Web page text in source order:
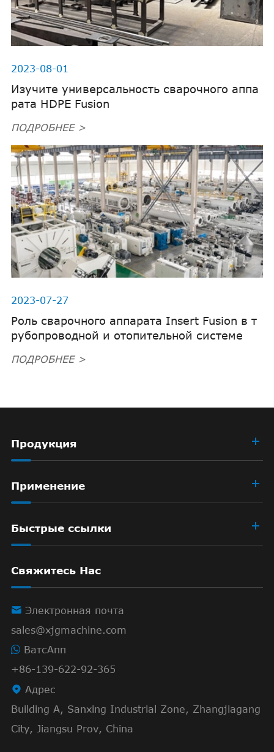
2023-08-01
Изучите универсальность сварочного аппа
рата HDPE Fusion
ПОДРОБНЕЕ >
2023-07-27
Роль сварочного аппарата Insert Fusion в т
рубопроводной и отопительной системе
ПОДРОБНЕЕ >
Продукция
Применение
Быстрые ссылки
Свяжитесь Нас
 Электронная почта
sales@xjgmachine.com
ВатсАпп
+86-139-622-92-365
 Адрес
Building A, Sanxing Industrial Zone, Zhangjiagang
City, Jiangsu Prov, China